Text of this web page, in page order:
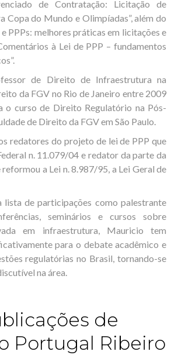
de Contratação: Licitação de
Copa do Mundo e Olimpíadas”, além do
PPPs: melhores práticas em licitações e
à Lei de PPP – fundamentos
de Direito de Infraestrutura na
da FGV no Rio de Janeiro entre 2009
o curso de Direito Regulatório na Pós-
de Direito da FGV em São Paulo.
redatores do projeto de lei de PPP que
n. 11.079/04 e redator da parte da
a Lei n. 8.987/95, a Lei Geral de
lista de participações como palestrante
seminários e cursos sobre
em infraestrutura, Mauricio tem
para o debate acadêmico e
regulatórias no Brasil, tornando-se
na área.
de
Portugal Ribeiro